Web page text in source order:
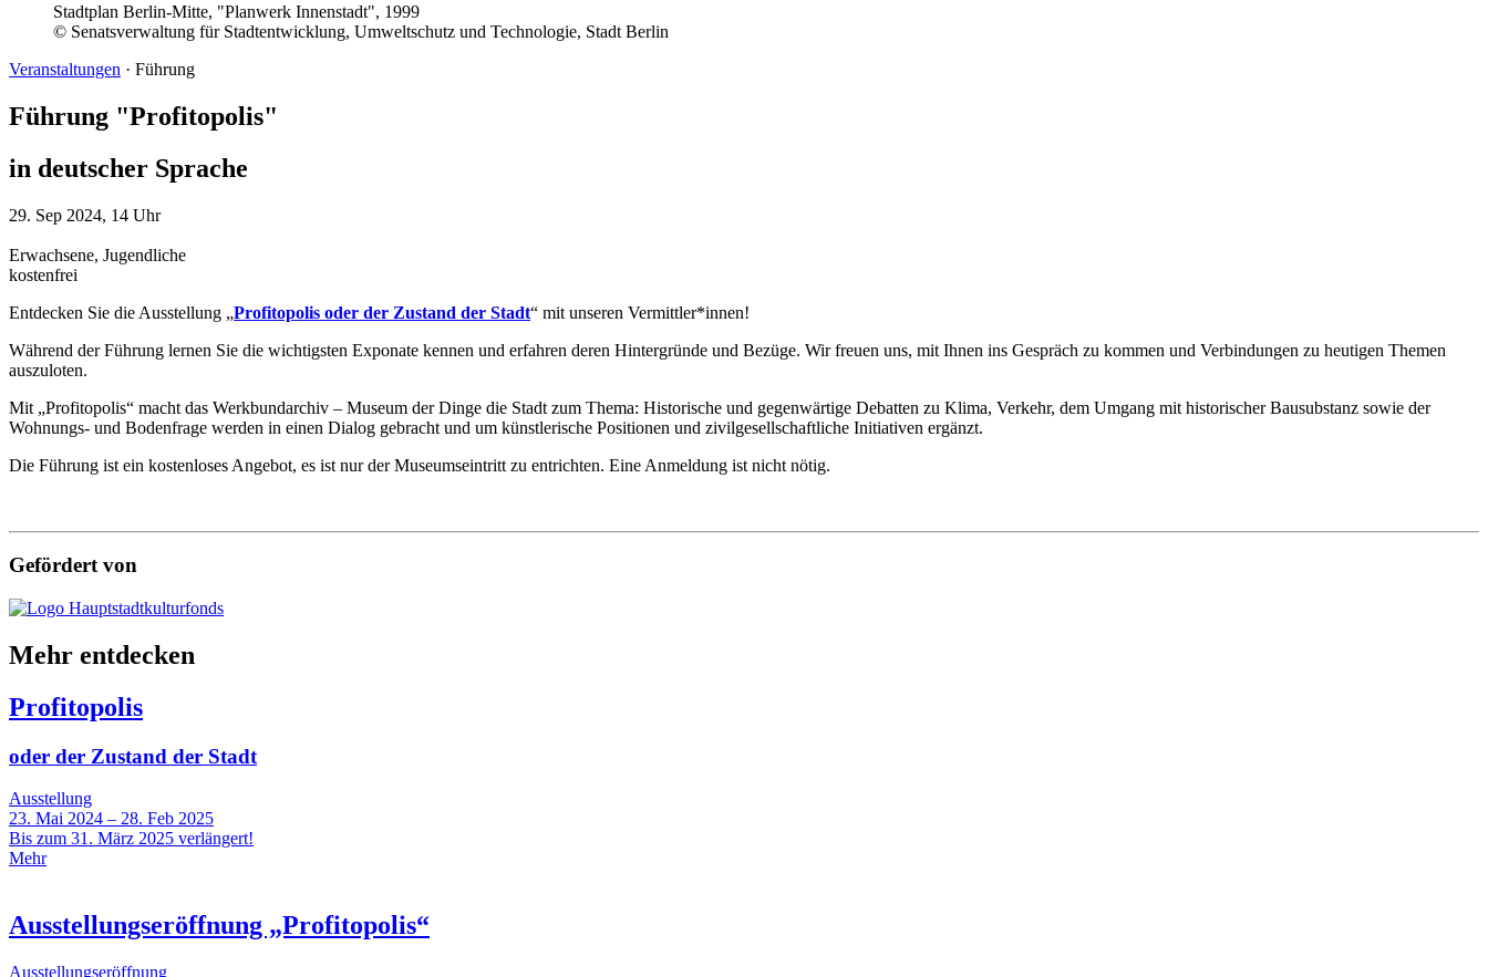
Stadtplan Berlin-Mitte, "Planwerk Innenstadt", 1999
© Senatsverwaltung für Stadtentwicklung, Umweltschutz und Technologie, Stadt Berlin
Veranstaltungen · Führung
Führung "Profitopolis"
in deutscher Sprache
29. Sep 2024, 14 Uhr
Erwachsene, Jugendliche
kostenfrei
Entdecken Sie die Ausstellung „Profitopolis oder der Zustand der Stadt“ mit unseren Vermittler*innen!
Während der Führung lernen Sie die wichtigsten Exponate kennen und erfahren deren Hintergründe und Bezüge. Wir freuen uns, mit Ihnen ins Gespräch zu kommen und Verbindungen zu heutigen Themen
auszuloten.
Mit „Profitopolis“ macht das Werkbundarchiv – Museum der Dinge die Stadt zum Thema: Historische und gegenwärtige Debatten zu Klima, Verkehr, dem Umgang mit historischer Bausubstanz sowie der
Wohnungs- und Bodenfrage werden in einen Dialog gebracht und um künstlerische Positionen und zivilgesellschaftliche Initiativen ergänzt.
Die Führung ist ein kostenloses Angebot, es ist nur der Museumseintritt zu entrichten. Eine Anmeldung ist nicht nötig.
Gefördert von
Mehr entdecken
Profitopolis
oder der Zustand der Stadt
Ausstellung
23. Mai 2024 – 28. Feb 2025
Bis zum 31. März 2025 verlängert!
Mehr
Ausstellungseröffnung „Profitopolis“
Ausstellungseröffnung